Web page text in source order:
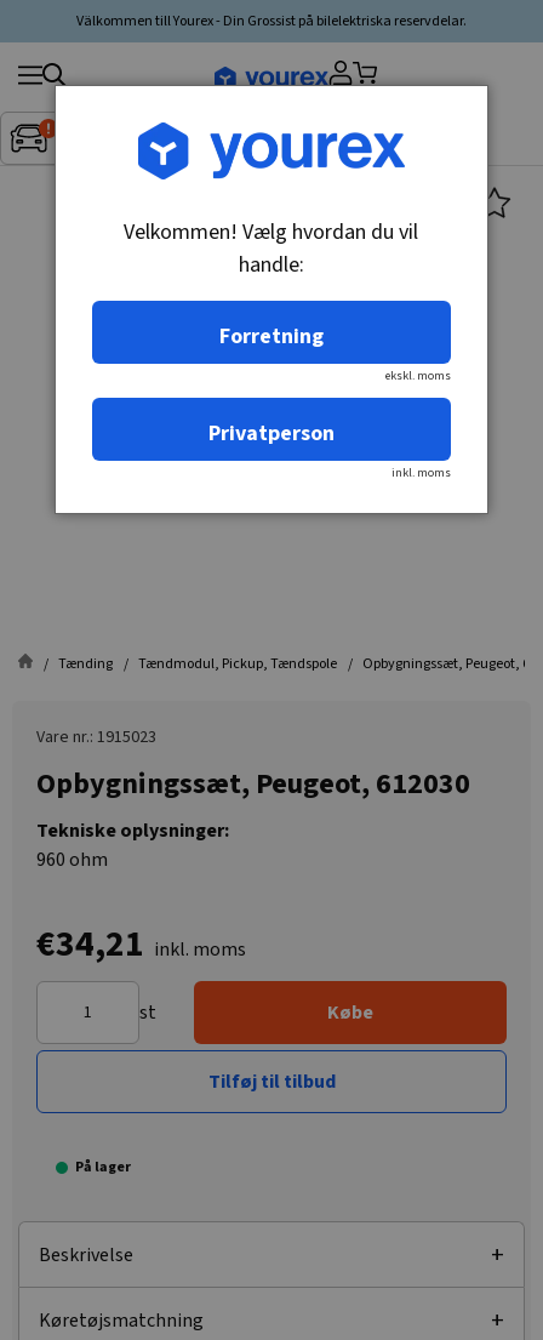
Välkommen till Yourex - Din Grossist på bilelektriska reservdelar.
Inget fordon valt▼
Søg
produkt,
producent,
Tænding Tændmodul, Pickup, Tændspole Opbygningssæt, Peugeot,
Vare nr.: 1915023
Opbygningssæt, Peugeot, 612030
Tekniske oplysninger:
960 ohm
€34,21 inkl. moms
st Købe
Tilføj til tilbud
På lager
Beskrivelse
Køretøjsmatchning
Velkommen! Vælg hvordan du vil
handle:
Forretning
ekskl. moms
Privatperson
inkl. moms